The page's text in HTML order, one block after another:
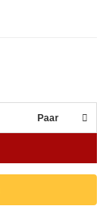
Paar